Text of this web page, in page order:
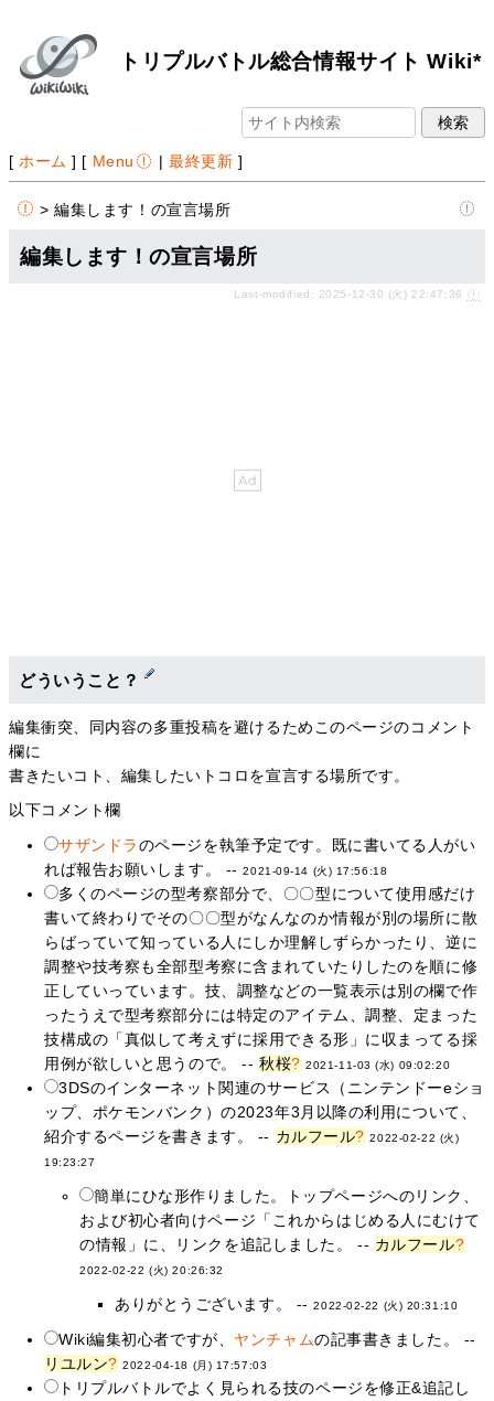
トリプルバトル総合情報サイト Wiki*
[ホーム ] [ Menu |最終更新 ]
> 編集します！の宣言場所
編集します！の宣言場所
Last-modified: 2025-12-30 (火) 22:47:36
どういうこと？
編集衝突、同内容の多重投稿を避けるためこのページのコメント
欄に
書きたいコト、編集したいトコロを宣言する場所です。
以下コメント欄
サザンドラのページを執筆予定です。既に書いてる人がい
れば報告お願いします。 --2021-09-14 (火) 17:56:18
多くのページの型考察部分で、〇〇型について使用感だけ
書いて終わりでその〇〇型がなんなのか情報が別の場所に散
らばっていて知っている人にしか理解しずらかったり、逆に
調整や技考察も全部型考察に含まれていたりしたのを順に修
正していっています。技、調整などの一覧表示は別の欄で作
ったうえで型考察部分には特定のアイテム、調整、定まった
技構成の「真似して考えずに採用できる形」に収まってる採
用例が欲しいと思うので。 -- 秋桜? 2021-11-03 (水) 09:02:20
3DSのインターネット関連のサービス（ニンテンドーeショ
ップ、ポケモンバンク）の2023年3月以降の利用について、
紹介するページを書きます。 -- カルフール? 2022-02-22 (火)
19:23:27
簡単にひな形作りました。トップページへのリンク、
および初心者向けページ「これからはじめる人にむけて
の情報」に、リンクを追記しました。 -- カルフール?
2022-02-22 (火) 20:26:32
ありがとうございます。 --2022-02-22 (火) 20:31:10
Wiki編集初心者ですが、 ヤンチャムの記事書きました。 --
リユルン? 2022-04-18 (月) 17:57:03
トリプルバトルでよく見られる技のページを修正&追記し